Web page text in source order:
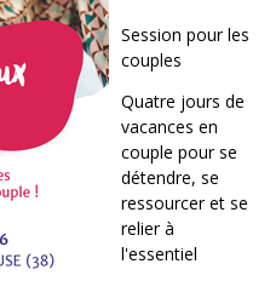
Session pour les
couples
Quatre jours de
vacances en
couple pour se
détendre, se
ressourcer et se
relier à
l'essentiel